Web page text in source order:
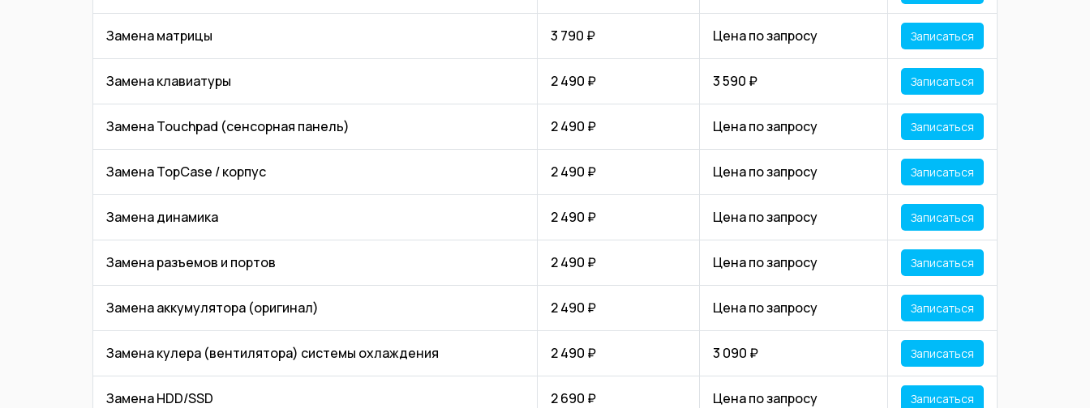
Замена матрицы 3 790 ₽ Цена по запросу Записаться
Замена клавиатуры 2 490 ₽ 3 590 ₽ Записаться
Замена Touchpad (сенсорная панель) 2 490 ₽ Цена по запросу Записаться
Замена TopCase / корпус 2 490 ₽ Цена по запросу Записаться
Замена динамика 2 490 ₽ Цена по запросу Записаться
Замена разъемов и портов 2 490 ₽ Цена по запросу Записаться
Замена аккумулятора (оригинал) 2 490 ₽ Цена по запросу Записаться
Замена кулера (вентилятора) системы охлаждения 2 490 ₽ 3 090 ₽ Записаться
Замена HDD/SSD 2 690 ₽ Цена по запросу Записаться